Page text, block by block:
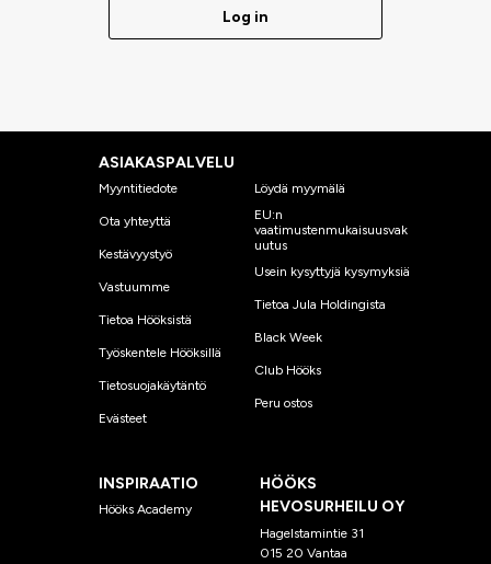
Log in
ASIAKASPALVELU
Myyntitiedote
Ota yhteyttä
Kestävyystyö
Vastuumme
Tietoa Hööksistä
Työskentele Hööksillä
Tietosuojakäytäntö
Evästeet
Löydä myymälä
EU:n
vaatimustenmukaisuusvak
uutus
Usein kysyttyjä kysymyksiä
Tietoa Jula Holdingista
Black Week
Club Hööks
Peru ostos
INSPIRAATIO
Hööks Academy
HÖÖKS
HEVOSURHEILU OY
Hagelstamintie 31
015 20 Vantaa